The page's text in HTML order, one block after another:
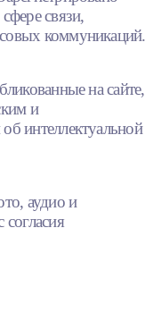
связи,
коммуникаций.
на сайте,
и
интеллектуальной
аудио и